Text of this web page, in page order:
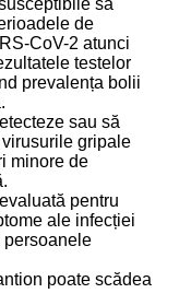
să
de
CoV-2 atunci
testelor
prevalența bolii
sau să
gripale
minore de
pentru
ale infecției
persoanele
poate scădea